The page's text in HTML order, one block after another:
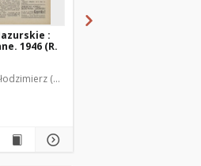
:
1946 (R.
(1902-1971). Redaktor